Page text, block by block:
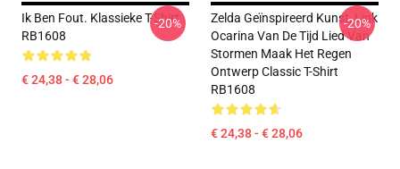
Ik Ben Fout. Klassieke T-Shirt
RB1608
€ 24,38 - € 28,06
-20%
Zelda Geïnspireerd Kunst, Link
Ocarina Van De Tijd Lied Van
Stormen Maak Het Regen
Ontwerp Classic T-Shirt
RB1608
€ 24,38 - € 28,06
-20%